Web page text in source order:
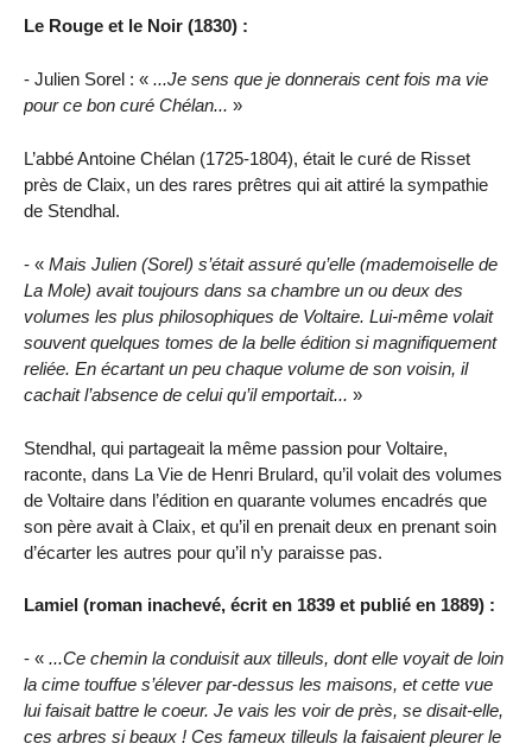
Le Rouge et le Noir (1830) :
- Julien Sorel : « ...Je sens que je donnerais cent fois ma vie
pour ce bon curé Chélan... »
L’abbé Antoine Chélan (1725-1804), était le curé de Risset
près de Claix, un des rares prêtres qui ait attiré la sympathie
de Stendhal.
- « Mais Julien (Sorel) s’était assuré qu’elle (mademoiselle de
La Mole) avait toujours dans sa chambre un ou deux des
volumes les plus philosophiques de Voltaire. Lui-même volait
souvent quelques tomes de la belle édition si magnifiquement
reliée. En écartant un peu chaque volume de son voisin, il
cachait l’absence de celui qu’il emportait... »
Stendhal, qui partageait la même passion pour Voltaire,
raconte, dans La Vie de Henri Brulard, qu’il volait des volumes
de Voltaire dans l’édition en quarante volumes encadrés que
son père avait à Claix, et qu’il en prenait deux en prenant soin
d’écarter les autres pour qu’il n’y paraisse pas.
Lamiel (roman inachevé, écrit en 1839 et publié en 1889) :
- « ...Ce chemin la conduisit aux tilleuls, dont elle voyait de loin
la cime touffue s’élever par-dessus les maisons, et cette vue
lui faisait battre le coeur. Je vais les voir de près, se disait-elle,
ces arbres si beaux ! Ces fameux tilleuls la faisaient pleurer le